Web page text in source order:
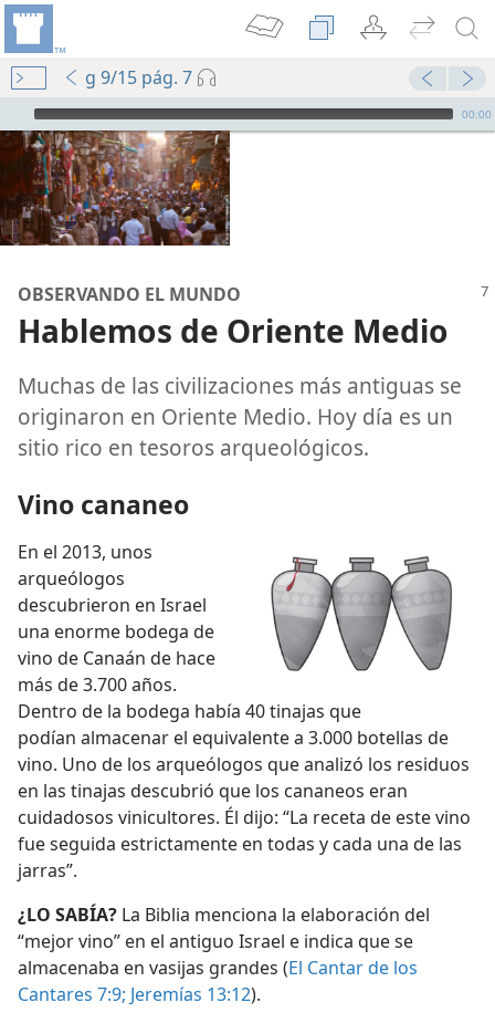
g 9/15 pág. 7
Audio Player
00:00
OBSERVANDO EL MUNDO
Hablemos de Oriente Medio
Muchas de las civilizaciones más antiguas se
originaron en Oriente Medio. Hoy día es un
sitio rico en tesoros arqueológicos.
Vino cananeo
En el 2013, unos
arqueólogos
descubrieron en Israel
una enorme bodega de
vino de Canaán de hace
más de 3.700 años.
Dentro de la bodega había 40 tinajas que
podían almacenar el equivalente a 3.000 botellas de
vino. Uno de los arqueólogos que analizó los residuos
en las tinajas descubrió que los cananeos eran
cuidadosos vinicultores. Él dijo: “La receta de este vino
fue seguida estrictamente en todas y cada una de las
jarras”.
¿LO SABÍA? La Biblia menciona la elaboración del
“mejor vino” en el antiguo Israel e indica que se
almacenaba en vasijas grandes (El Cantar de los
Cantares 7:9; Jeremías 13:12).